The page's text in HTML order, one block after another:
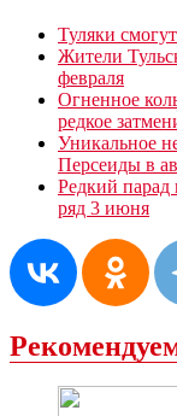
Туляки
Жители
февраля
Огненное
редкое
Уникальное
Персеиды в
Редкий парад
ряд 3 июня